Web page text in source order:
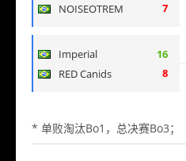
NOISEOTREM
7
Imperial
16
RED Canids
8
* 单败淘汰Bo1，总决赛Bo3；